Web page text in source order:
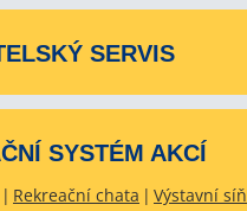
SERVIS
SYSTÉM AKCÍ
Rekreační chata Výstavní síň